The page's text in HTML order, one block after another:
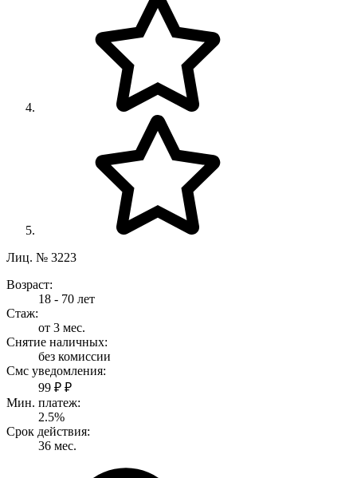
Лиц. № 3223
Возраст:
18 - 70 лет
Стаж:
от 3 мес.
Снятие наличных:
без комиссии
Смс уведомления:
99 ₽ ₽
Мин. платеж:
2.5%
Срок действия:
36 мес.